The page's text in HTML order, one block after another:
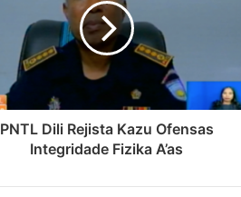
PNTL Dili Rejista Kazu Ofensas
Integridade Fizika A’as